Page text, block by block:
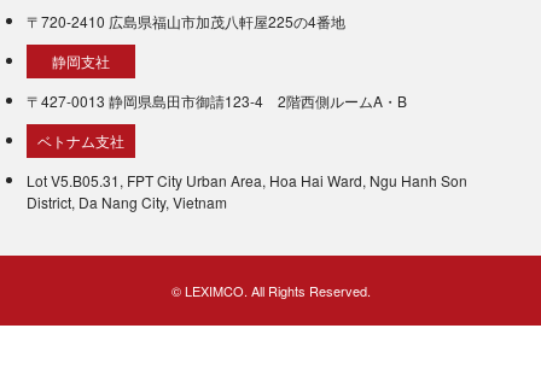
〒720-2410 広島県福山市加茂八軒屋225の4番地
静岡支社
〒427-0013 静岡県島田市御請123-4 2階西側ルームA・B
ベトナム支社
Lot V5.B05.31, FPT City Urban Area, Hoa Hai Ward, Ngu Hanh Son
District, Da Nang City, Vietnam
© LEXIMCO. All Rights Reserved.